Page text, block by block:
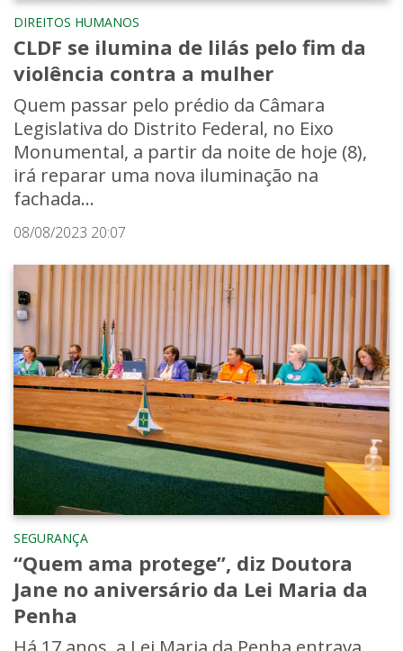
DIREITOS HUMANOS
CLDF se ilumina de lilás pelo fim da
violência contra a mulher
Quem passar pelo prédio da Câmara
Legislativa do Distrito Federal, no Eixo
Monumental, a partir da noite de hoje (8),
irá reparar uma nova iluminação na
fachada...
08/08/2023 20:07
SEGURANÇA
“Quem ama protege”, diz Doutora
Jane no aniversário da Lei Maria da
Penha